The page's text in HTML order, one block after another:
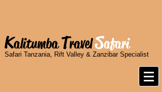
Safari Tanzania, Rift Valley & Zanzibar Specialist
KalitumbaTravelSafari